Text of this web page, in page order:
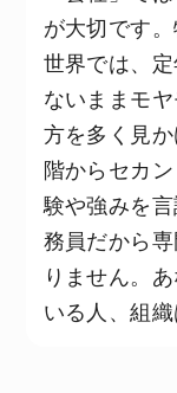
が大切です
世界では、
ないままモ
方を多く見
階からセカ
験や強みを
務員だから
りません。
いる人、組織